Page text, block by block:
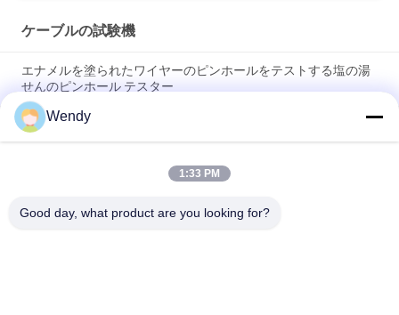
ケーブルの試験機
エナメルを塗られたワイヤーのピンホールをテストする塩の湯
せんのピンホール テスター
ASTM D149 IEC 60243 電圧破壊試験機 絶縁材料 破壊電圧試験
装置
IEC 60068-2 ISO 5344 シヌソイド振動試験機械価格 Un38.3 バッ
Wendy
1:33 PM
Good day, what product are you looking for?